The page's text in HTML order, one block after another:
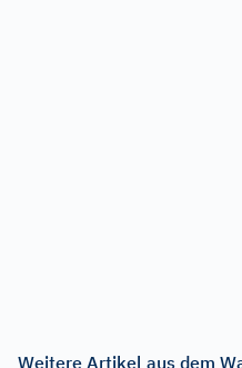
Weitere Artikel aus dem